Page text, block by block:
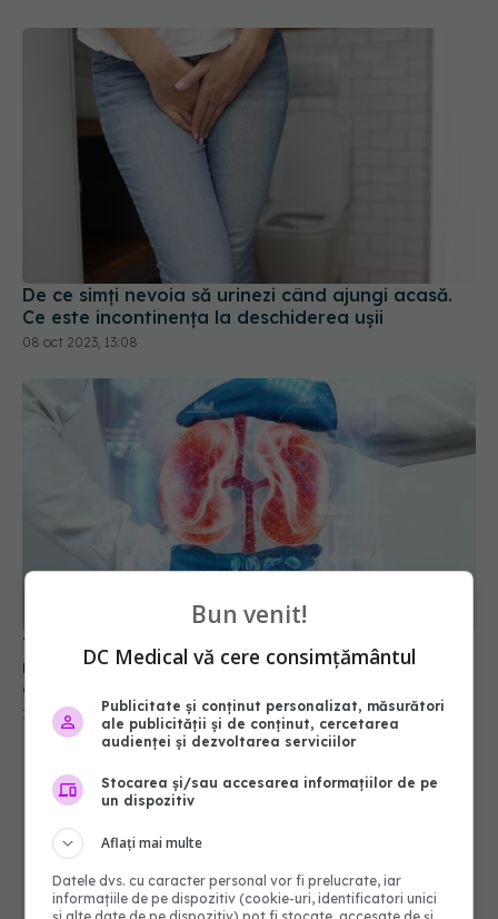
De ce simți nevoia să urinezi când ajungi acasă.
Ce este incontinența la deschiderea ușii
08 oct 2023, 13:08
rata de supraviețuire. Are efecte în stadiile
avansate ale bolii
13 mai 2024, 15:41
Bun venit!
DC Medical vă cere consimțământul
Publicitate și conținut personalizat, măsurători
ale publicității și de conținut, cercetarea
audienței și dezvoltarea serviciilor
Stocarea și/sau accesarea informațiilor de pe
un dispozitiv
Aflați mai multe
Datele dvs. cu caracter personal vor fi prelucrate, iar
informațiile de pe dispozitiv (cookie-uri, identificatori unici